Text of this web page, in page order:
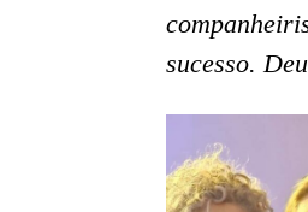
sucesso.